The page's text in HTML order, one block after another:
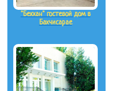
"Бекхан" гостевой дом в
Бахчисарае